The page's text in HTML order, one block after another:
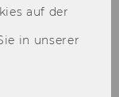
auf der
in unserer